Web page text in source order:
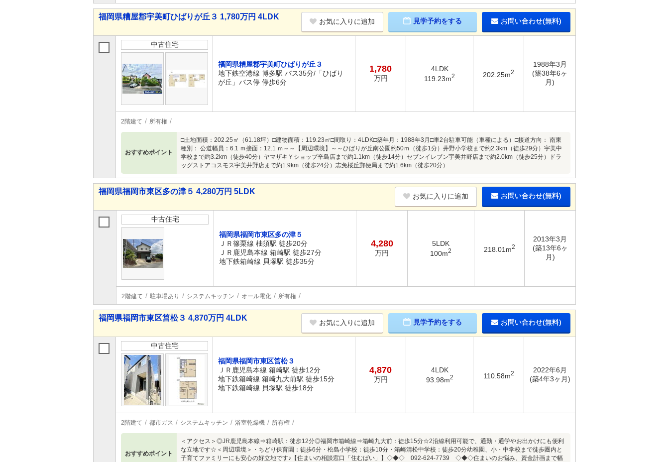
福岡県糟屋郡宇美町ひばりが丘３ 1,780万円 4LDK
お気に入りに追加 見学予約をする お問い合わせ(無料)
中古住宅
福岡県糟屋郡宇美町ひばりが丘３
地下鉄空港線 博多駅 バス35分/「ひばり
が丘」バス停 停歩6分
1,780
万円
4LDK
119.23m2 202.25m2
1988年3月
(築38年6ヶ
月)
2階建て 所有権
おすすめポイント
□土地面積：202.25㎡（61.18坪）□建物面積：119.23㎡□間取り：4LDK□築年月：1988年3月□車2台駐車可能（車種による）□接道方向： 南東
種別： 公道幅員：6.1 ｍ接面：12.1 ｍ～～【周辺環境】～～ひばりが丘南公園約50ｍ（徒歩1分）井野小学校まで約2.3km（徒歩29分）宇美中
学校まで約3.2km（徒歩40分）ヤマザキＹショップ辛島店まで約1.1km（徒歩14分）セブンイレブン宇美井野店まで約2.0km（徒歩25分）ドラ
ッグストアコスモス宇美井野店まで約1.9km（徒歩24分）志免桜丘郵便局まで約1.6km（徒歩20分）
福岡県福岡市東区多の津５ 4,280万円 5LDK
お気に入りに追加 お問い合わせ(無料)
中古住宅
福岡県福岡市東区多の津５
ＪＲ篠栗線 柚須駅 徒歩20分
ＪＲ鹿児島本線 箱崎駅 徒歩27分
地下鉄箱崎線 貝塚駅 徒歩35分
4,280
万円
5LDK
100m2 218.01m2
2013年3月
(築13年6ヶ
月)
2階建て 駐車場あり システムキッチン オール電化 所有権
福岡県福岡市東区筥松３ 4,870万円 4LDK
お気に入りに追加 見学予約をする お問い合わせ(無料)
中古住宅
福岡県福岡市東区筥松３
ＪＲ鹿児島本線 箱崎駅 徒歩12分
地下鉄箱崎線 箱崎九大前駅 徒歩15分
地下鉄箱崎線 貝塚駅 徒歩18分
4,870
万円
4LDK
93.98m2 110.58m2
2022年6月
(築4年3ヶ月)
2階建て 都市ガス システムキッチン 浴室乾燥機 所有権
おすすめポイント
＜アクセス＞◎JR鹿児島本線⇒箱崎駅：徒歩12分◎福岡市箱崎線⇒箱崎九大前：徒歩15分☆2沿線利用可能で、通勤・通学やお出かけにも便利
な立地です☆＜周辺環境＞・ちどり保育園：徒歩6分・松島小学校：徒歩10分・箱崎清松中学校：徒歩20分幼稚園、小・中学校まで徒歩圏内と
子育てファミリーにも安心の好立地です♪【住まいの相談窓口「住むばい」】◇◆◇ 092-624-7739 ◇◆◇住まいのお悩み、資金計画まで幅